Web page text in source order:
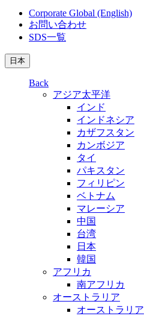
Corporate Global (English)
お問い合わせ
SDS一覧
日本
Back
アジア太平洋
インド
インドネシア
カザフスタン
カンボジア
タイ
パキスタン
フィリピン
ベトナム
マレーシア
中国
台湾
日本
韓国
アフリカ
南アフリカ
オーストラリア
オーストラリア